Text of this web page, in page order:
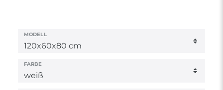
MODELL
FARBE